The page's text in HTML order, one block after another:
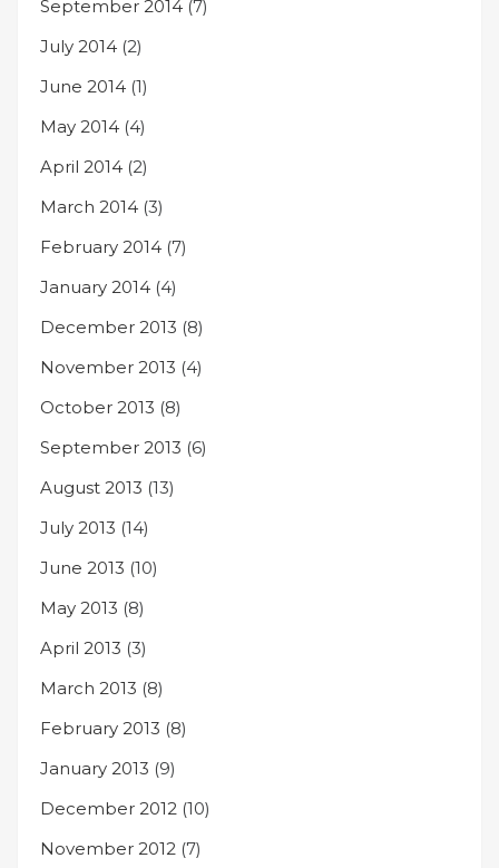
September 2014 (7)
July 2014 (2)
June 2014 (1)
May 2014 (4)
April 2014 (2)
March 2014 (3)
February 2014 (7)
January 2014 (4)
December 2013 (8)
November 2013 (4)
October 2013 (8)
September 2013 (6)
August 2013 (13)
July 2013 (14)
June 2013 (10)
May 2013 (8)
April 2013 (3)
March 2013 (8)
February 2013 (8)
January 2013 (9)
December 2012 (10)
November 2012 (7)